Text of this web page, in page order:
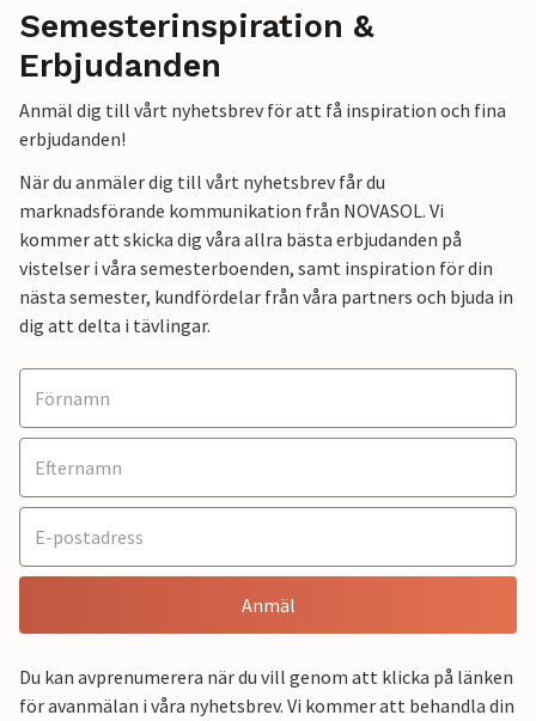
Semesterinspiration &
Erbjudanden
Anmäl dig till vårt nyhetsbrev för att få inspiration och fina
erbjudanden!
När du anmäler dig till vårt nyhetsbrev får du
marknadsförande kommunikation från NOVASOL. Vi
kommer att skicka dig våra allra bästa erbjudanden på
vistelser i våra semesterboenden, samt inspiration för din
nästa semester, kundfördelar från våra partners och bjuda in
dig att delta i tävlingar.
Anmäl
Du kan avprenumerera när du vill genom att klicka på länken
för avanmälan i våra nyhetsbrev. Vi kommer att behandla din